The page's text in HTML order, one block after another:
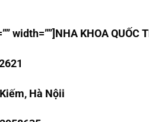
width=””]NHA KHOA QUỐC T
Hà Nộii